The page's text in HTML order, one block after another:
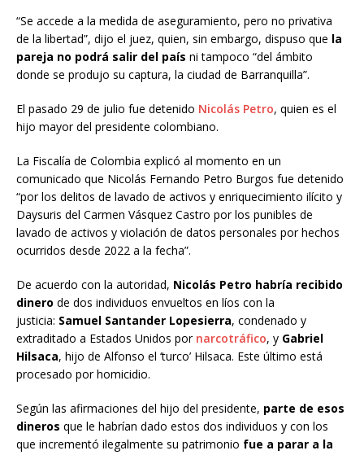
“Se accede a la medida de aseguramiento, pero no privativa
de la libertad”, dijo el juez, quien, sin embargo, dispuso que la
pareja no podrá salir del país ni tampoco “del ámbito
donde se produjo su captura, la ciudad de Barranquilla”.
El pasado 29 de julio fue detenido Nicolás Petro, quien es el
hijo mayor del presidente colombiano.
La Fiscalía de Colombia explicó al momento en un
comunicado que Nicolás Fernando Petro Burgos fue detenido
“por los delitos de lavado de activos y enriquecimiento ilícito y
Daysuris del Carmen Vásquez Castro por los punibles de
lavado de activos y violación de datos personales por hechos
ocurridos desde 2022 a la fecha”.
De acuerdo con la autoridad, Nicolás Petro habría recibido
dinero de dos individuos envueltos en líos con la
justicia: Samuel Santander Lopesierra, condenado y
extraditado a Estados Unidos por narcotráfico, y Gabriel
Hilsaca, hijo de Alfonso el ‘turco’ Hilsaca. Este último está
procesado por homicidio.
Según las afirmaciones del hijo del presidente, parte de esos
dineros que le habrían dado estos dos individuos y con los
que incrementó ilegalmente su patrimonio fue a parar a la